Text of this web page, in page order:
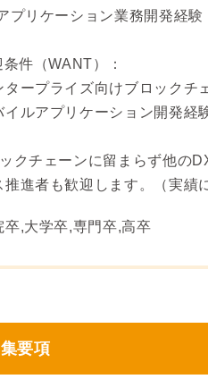
プリケーション業務開発経
件（WANT）：
タープライズ向けブロック
イルアプリケーション開発経
クチェーンに留まらず他の
推進者も歓迎します。（実績
卒,大学卒,専門卒,高卒
要項